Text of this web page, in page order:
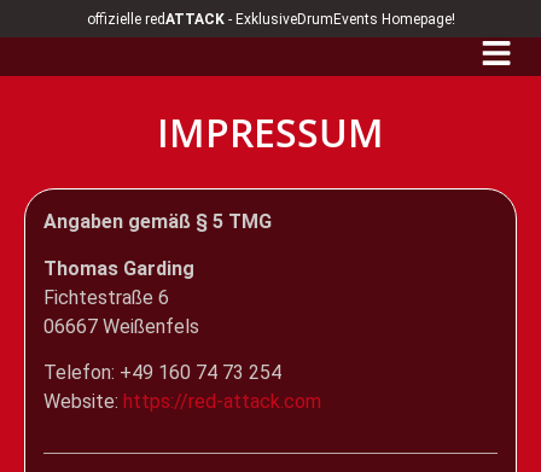
offizielle redATTACK- ExklusiveDrumEvents Homepage!
IMPRESSUM
Angaben gemäß § 5 TMG
Thomas Garding
Fichtestraße 6
06667 Weißenfels
Telefon: +49 160 74 73 254
Website: https://red-attack.com